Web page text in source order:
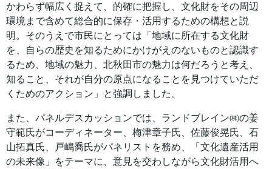
かわらず幅広く捉えて、的確に把握し、文化財をその周辺
環境まで含めて総合的に保存・活用するための構想と説
明。そのうえで市民にとっては「地域に所在する文化財
を、自らの歴史を知るためにかけがえのないものと認識す
るため、地域の魅力、北秋田市の魅力は何だろうと考え、
知ること、それが自分の原点になることを見つけていただ
くためのアクション」と強調しました。
また、パネルデスカッションでは、ランドブレイン㈱の姜
守範氏がコーディネーター、梅津章子氏、佐藤俊晃氏、石
山拓真氏、戸嶋喬氏がパネリストを務め、「文化遺産活用
の未来像」をテーマに、意見を交わしながら文化財活用へ